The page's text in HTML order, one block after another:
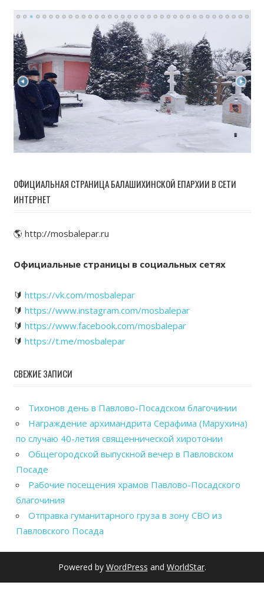
ОФИЦИАЛЬНАЯ СТРАНИЦА БАЛАШИХИНСКОЙ ЕПАРХИИ В СЕТИ
ИНТЕРНЕТ
🌎 http://mosbalepar.ru
Официальные страницы в социальных сетях
🔰 https://vk.com/mosbalepar
🔰 https://www.instagram.com/mosbalepar
🔰 https://www.facebook.com/mosbalepar
🔰 https://t.me/mosbalepar
СВЕЖИЕ ЗАПИСИ
Тихонов день в Павлово-Посадском благочинии
Награждение архимандрита Серафима (Марухина)
по случаю 40-летия священнической хиротонии
Общегородской выпускной вечер в Павловском
Посаде
Рабочие посещения храмов Павлово-Посадского
благочиния
Отправка гуманитарного груза в зону СВО из
Павловского Посада
Powered by WordPress and WorldStar.